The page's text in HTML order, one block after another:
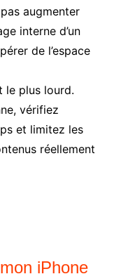
augmenter
interne d’un
de l’espace
le plus lourd.
vérifiez
et limitez les
réellement
iPhone